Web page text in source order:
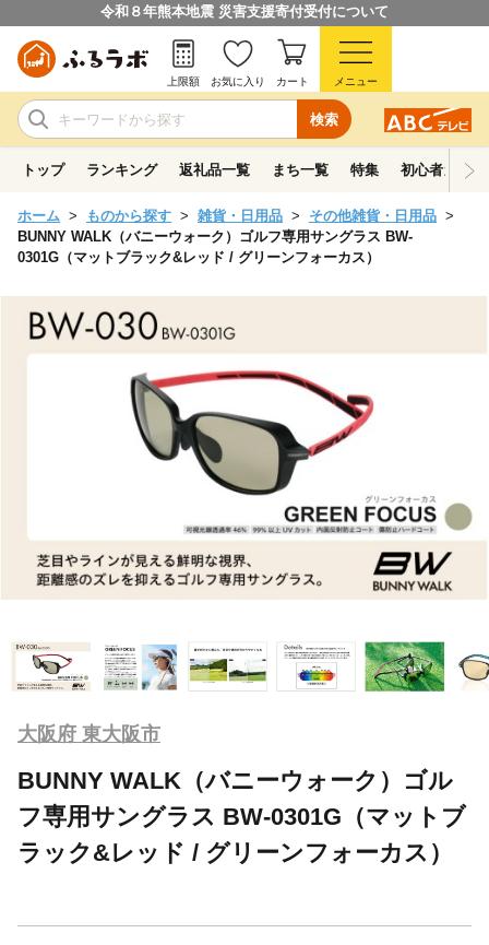
令和８年熊本地震 災害支援寄付受付について
検索
上限額 お気に入り カート メニュー
トップ ランキング 返礼品一覧 まち一覧 特集 初心者ガイド
ホーム ものから探す 雑貨・日用品
その他雑貨・日用品
BUNNY WALK（バニーウォーク）ゴルフ専用サングラス BW-
0301G（マットブラック&レッド / グリーンフォーカス）
大阪府 東大阪市
BUNNY WALK（バニーウォーク）ゴル
フ専用サングラス BW-0301G（マットブ
ラック&レッド / グリーンフォーカス）